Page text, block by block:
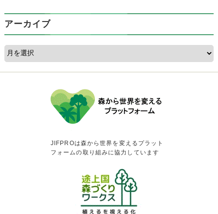
アーカイブ
JIFPROは森から世界を変えるプラット
フォームの取り組みに協力しています